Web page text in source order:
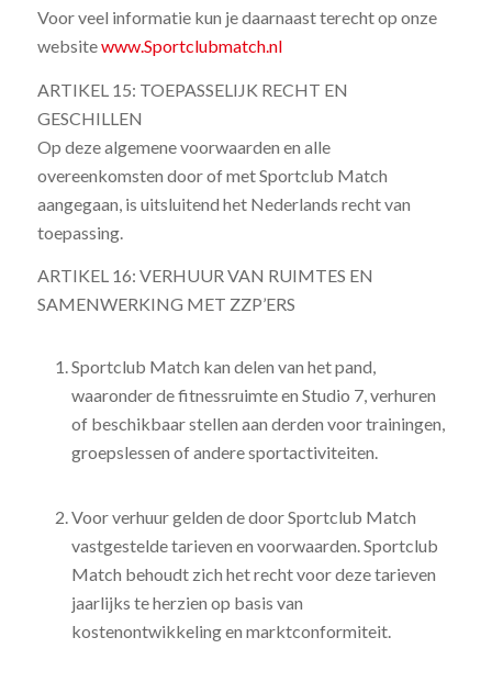
Voor veel informatie kun je daarnaast terecht op onze
websitewww.Sportclubmatch.nl
ARTIKEL 15: TOEPASSELIJK RECHT EN
GESCHILLEN
Op deze algemene voorwaarden en alle
overeenkomsten door of met Sportclub Match
aangegaan, is uitsluitend het Nederlands recht van
toepassing.
ARTIKEL 16: VERHUUR VAN RUIMTES EN
SAMENWERKING MET ZZP’ERS
Sportclub Match kan delen van het pand,
waaronder de fitnessruimte en Studio 7, verhuren
of beschikbaar stellen aan derden voor trainingen,
groepslessen of andere sportactiviteiten.
Voor verhuur gelden de door Sportclub Match
vastgestelde tarieven en voorwaarden. Sportclub
Match behoudt zich het recht voor deze tarieven
jaarlijks te herzien op basis van
kostenontwikkeling en marktconformiteit.